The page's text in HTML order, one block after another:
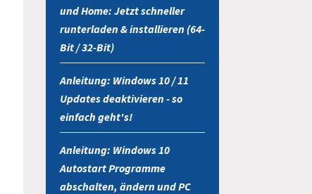
und Home: Jetzt schneller
runterladen & installieren (64-
Bit / 32-Bit)
Anleitung: Windows 10 / 11
Updates deaktivieren - so
einfach geht's!
Anleitung: Windows 10
Autostart Programme
abschalten, ändern und PC